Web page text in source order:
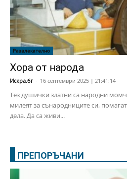
Развлекателно
Хора от народа
Искра.бг - 16 септември 2025 | 21:41:14
Тез душички златни са народни
милеят за сънародниците си,
дела. Да са живи...
ПРЕПОРЪЧАНИ